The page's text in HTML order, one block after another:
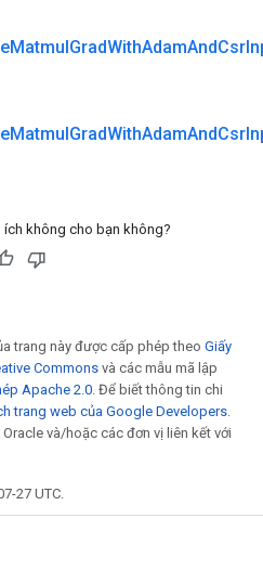
MatmulGradWithAdamAndCsr
MatmulGradWithAdamAndCsr
ích không cho bạn không?
trang này được cấp phép theo Giấy
Commons và các mẫu mã lập
Apache 2.0 . Để biết thông tin chi
trang web của Google Developers
và/hoặc các đơn vị liên kết với
27 UTC.